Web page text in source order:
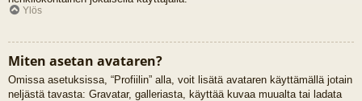
Ylös
Miten asetan avataren?
Omissa asetuksissa, “Profiilin” alla, voit lisätä avataren käyttämällä jotain
neljästä tavasta: Gravatar, galleriasta, käyttää kuvaa muualta tai ladata